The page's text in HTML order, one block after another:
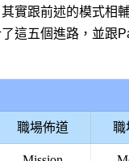
實跟前述的模式相
這五個進路，並跟
職場佈道 職